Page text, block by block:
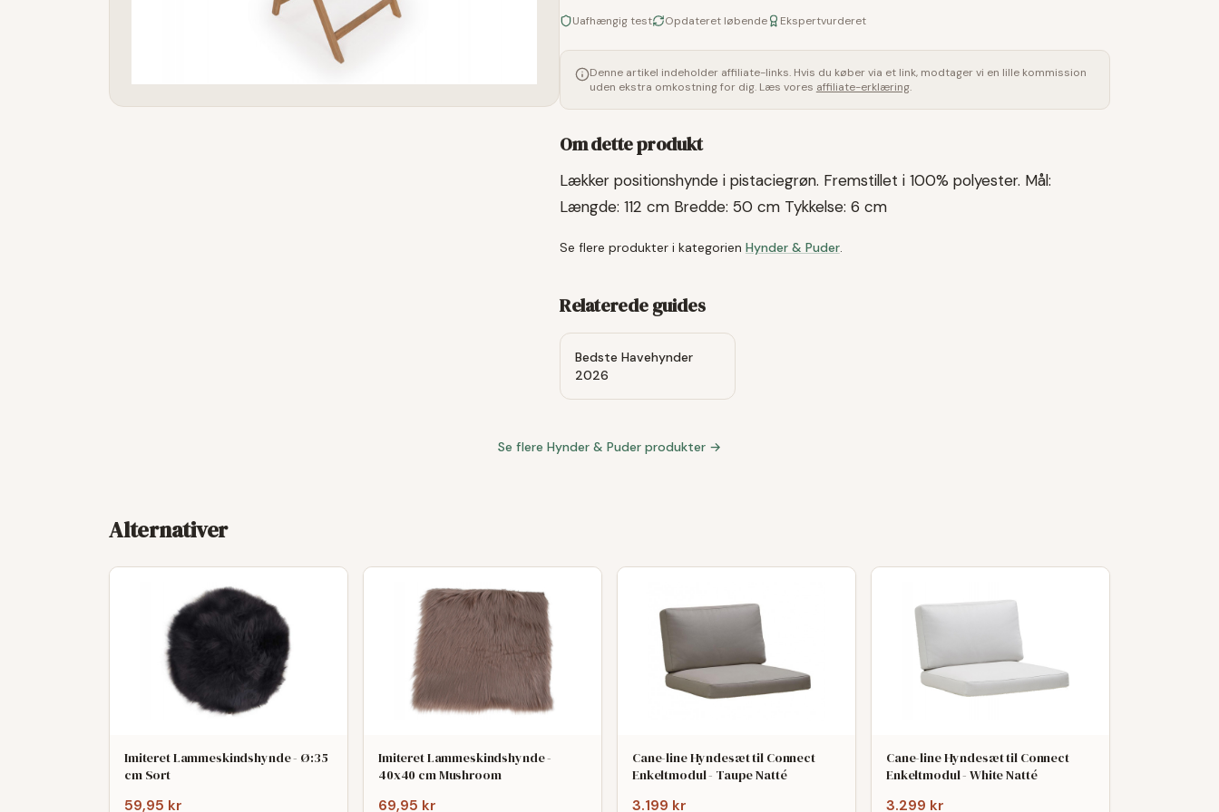
Uafhængig test Opdateret løbende Ekspertvurderet
Denne artikel indeholder affiliate-links. Hvis du køber via et link, modtager vi en lille kommission
uden ekstra omkostning for dig. Læs vores affiliate-erklæring.
Om dette produkt
Lækker positionshynde i pistaciegrøn. Fremstillet i 100% polyester. Mål:
Længde: 112 cm Bredde: 50 cm Tykkelse: 6 cm
Se flere produkter i kategorien Hynder & Puder.
Relaterede guides
Bedste Havehynder
2026
Se flere Hynder & Puder produkter →
Alternativer
Imiteret Lammeskindshynde - Ø:35
cm Sort
59,95 kr
Imiteret Lammeskindshynde -
40x40 cm Mushroom
69,95 kr
Cane-line Hyndesæt til Connect
Enkeltmodul - Taupe Natté
3.199 kr
Cane-line Hyndesæt til Connect
Enkeltmodul - White Natté
3.299 kr